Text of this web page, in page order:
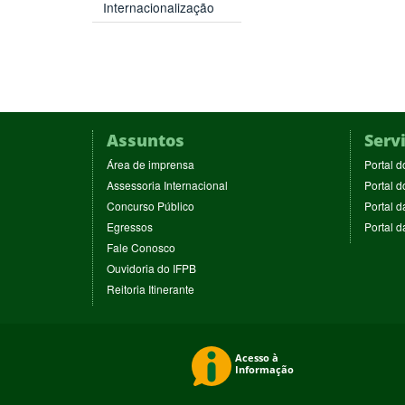
Internacionalização
Assuntos
Área de imprensa
em
nova
Assessoria Internacional
Concurso Público
Egressos(abre
nova
janela)
Fale Conosco
em
nova
janela)
Ouvidoria do IFPB(abre
Reitoria Itinerante(abre
Portal
Portal
Portal
Portal